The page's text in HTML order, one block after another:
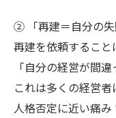
② 「再建＝自分の
再建を依頼すること
「自分の経営が間
これは多くの経営者
人格否定に近い痛み